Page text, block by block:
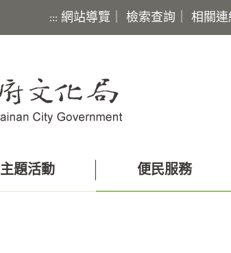
::: 網站導覽 檢索查詢 相關連
主題活動 便民服務